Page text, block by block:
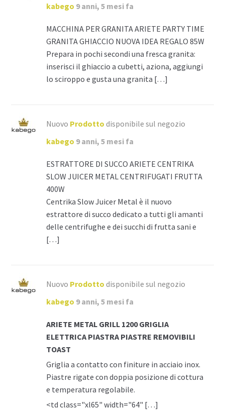
kabego 9 anni, 5 mesi fa
MACCHINA PER GRANITA ARIETE PARTY TIME
GRANITA GHIACCIO NUOVA IDEA REGALO 85W
Prepara in pochi secondi una fresca granita:
inserisci il ghiaccio a cubetti, aziona, aggiungi
lo sciroppo e gusta una granita […]
Nuovo Prodotto disponibile sul negozio
kabego 9 anni, 5 mesi fa
ESTRATTORE DI SUCCO ARIETE CENTRIKA
SLOW JUICER METAL CENTRIFUGATI FRUTTA
400W
Centrika Slow Juicer Metal è il nuovo
estrattore di succo dedicato a tutti gli amanti
delle centrifughe e dei succhi di frutta sani e
[…]
Nuovo Prodotto disponibile sul negozio
kabego 9 anni, 5 mesi fa
ARIETE METAL GRILL 1200 GRIGLIA
ELETTRICA PIASTRA PIASTRE REMOVIBILI
TOAST
Griglia a contatto con finiture in acciaio inox.
Piastre rigate con doppia posizione di cottura
e temperatura regolabile.
<td class="xl65" width="64" […]